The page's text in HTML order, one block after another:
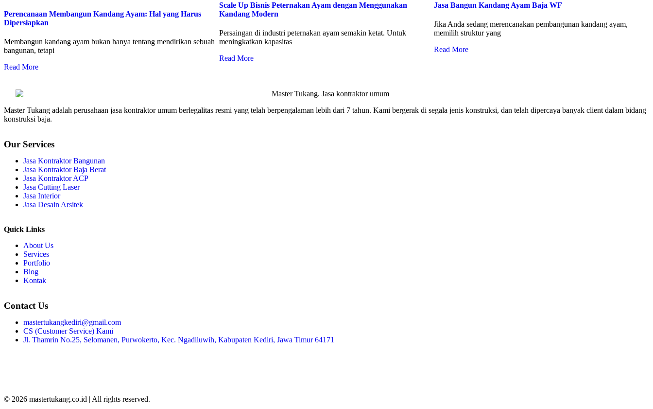
Perencanaan Membangun Kandang Ayam: Hal yang Harus
Dipersiapkan
Membangun kandang ayam bukan hanya tentang mendirikan sebuah
bangunan, tetapi
Read More
Scale Up Bisnis Peternakan Ayam dengan Menggunakan
Kandang Modern
Persaingan di industri peternakan ayam semakin ketat. Untuk
meningkatkan kapasitas
Read More
Jasa Bangun Kandang Ayam Baja WF
Jika Anda sedang merencanakan pembangunan kandang ayam,
memilih struktur yang
Read More
Master Tukang adalah perusahaan jasa kontraktor umum berlegalitas resmi yang telah berpengalaman lebih dari 7 tahun. Kami bergerak di segala jenis konstruksi, dan telah dipercaya banyak client dalam bidang
konstruksi baja.
Our Services
Jasa Kontraktor Bangunan
Jasa Kontraktor Baja Berat
Jasa Kontraktor ACP
Jasa Cutting Laser
Jasa Interior
Jasa Desain Arsitek
Quick Links
About Us
Services
Portfolio
Blog
Kontak
Contact Us
mastertukangkediri@gmail.com
CS (Customer Service) Kami
Jl. Thamrin No.25, Selomanen, Purwokerto, Kec. Ngadiluwih, Kabupaten Kediri, Jawa Timur 64171
© 2026 mastertukang.co.id | All rights reserved.